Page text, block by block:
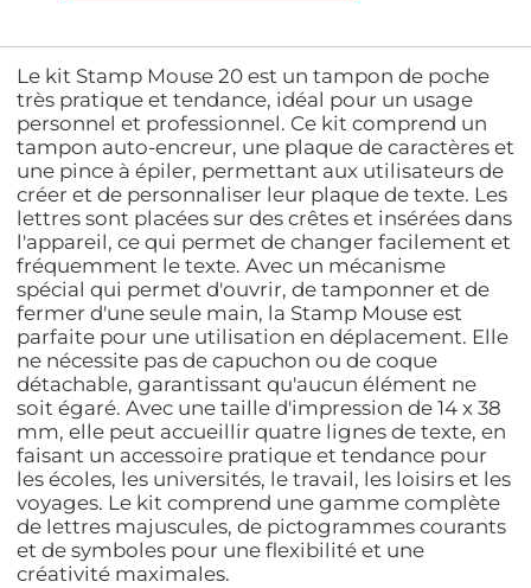
Le kit Stamp Mouse 20 est un tampon de poche
très pratique et tendance, idéal pour un usage
personnel et professionnel. Ce kit comprend un
tampon auto-encreur, une plaque de caractères et
une pince à épiler, permettant aux utilisateurs de
créer et de personnaliser leur plaque de texte. Les
lettres sont placées sur des crêtes et insérées dans
l'appareil, ce qui permet de changer facilement et
fréquemment le texte. Avec un mécanisme
spécial qui permet d'ouvrir, de tamponner et de
fermer d'une seule main, la Stamp Mouse est
parfaite pour une utilisation en déplacement. Elle
ne nécessite pas de capuchon ou de coque
détachable, garantissant qu'aucun élément ne
soit égaré. Avec une taille d'impression de 14 x 38
mm, elle peut accueillir quatre lignes de texte, en
faisant un accessoire pratique et tendance pour
les écoles, les universités, le travail, les loisirs et les
voyages. Le kit comprend une gamme complète
de lettres majuscules, de pictogrammes courants
et de symboles pour une flexibilité et une
créativité maximales.